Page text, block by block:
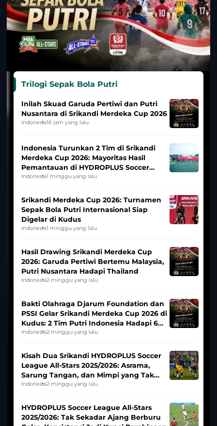
Trilogi Sepak Bola Putri
Inilah Skuad Garuda Pertiwi dan Putri
Nusantara di Srikandi Merdeka Cup 2026
Indonesia16 jam yang lalu
Indonesia Turunkan 2 Tim di Srikandi
Merdeka Cup 2026: Mayoritas Hasil
Pemantauan di HYDROPLUS Soccer
League
Indonesia1 minggu yang lalu
Srikandi Merdeka Cup 2026: Turnamen
Sepak Bola Putri Internasional Siap
Digelar di Kudus
Indonesia1 minggu yang lalu
Hasil Drawing Srikandi Merdeka Cup
2026: Garuda Pertiwi Bertemu Malaysia,
Putri Nusantara Hadapi Thailand
Indonesia2 minggu yang lalu
Bakti Olahraga Djarum Foundation dan
PSSI Gelar Srikandi Merdeka Cup 2026 di
Kudus: 2 Tim Putri Indonesia Hadapi 6
Tim Asia
Indonesia2 minggu yang lalu
Kisah Dua Srikandi HYDROPLUS Soccer
League All-Stars 2025/2026: Asrama,
Sarung Tangan, dan Mimpi yang Tak
Pernah Padam
Indonesia2 minggu yang lalu
HYDROPLUS Soccer League All-Stars
2025/2026: Tak Sekadar Ajang Berburu